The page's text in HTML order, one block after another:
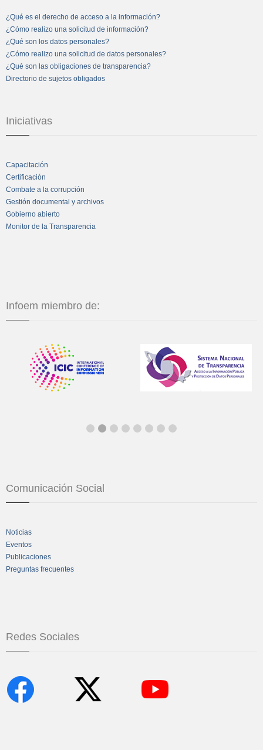
¿Qué es el derecho de acceso a la información?
¿Cómo realizo una solicitud de información?
¿Qué son los datos personales?
¿Cómo realizo una solicitud de datos personales?
¿Qué son las obligaciones de transparencia?
Directorio de sujetos obligados
Iniciativas
Capacitación
Certificación
Combate a la corrupción
Gestión documental y archivos
Gobierno abierto
Monitor de la Transparencia
Infoem miembro de:
Comunicación Social
Noticias
Eventos
Publicaciones
Preguntas frecuentes
Redes Sociales